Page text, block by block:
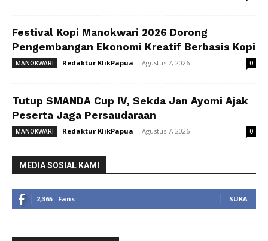
Festival Kopi Manokwari 2026 Dorong
Pengembangan Ekonomi Kreatif Berbasis Kopi
MANOKWARI Redaktur KlikPapua - Agustus 7, 2026 0
Tutup SMANDA Cup IV, Sekda Jan Ayomi Ajak
Peserta Jaga Persaudaraan
MANOKWARI Redaktur KlikPapua - Agustus 7, 2026 0
MEDIA SOSIAL KAMI
2,365 Fans SUKA